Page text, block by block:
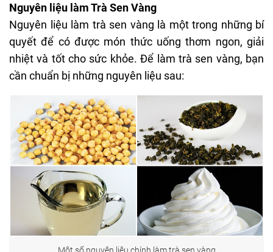
Nguyên liệu làm Trà Sen Vàng
Nguyên liệu làm trà sen vàng là một trong những bí
quyết để có được món thức uống thơm ngon, giải
nhiệt và tốt cho sức khỏe. Để làm trà sen vàng, bạn
cần chuẩn bị những nguyên liệu sau: